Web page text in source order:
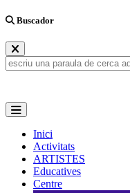
Buscador
Inici
Activitats
ARTISTES
Educatives
Centre